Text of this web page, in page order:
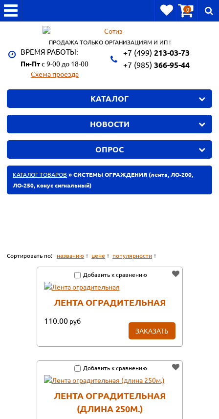
0
ПРОДАЖА ТОЛЬКО ОРГАНИЗАЦИЯМ И ИП !
ВРЕМЯ РАБОТЫ:
Пн-Птс 9-00 до 18-00
Схема проезда
+7 (499) 213-03-73
+7 (985) 366-95-44
КАТАЛОГ
НОВОСТИ
ОПРОС
КАТАЛОГ ТОВАРОВ » СИСТЕМЫ ОГРАЖДЕНИЯ (лента, ЛО-200,
ЛО-250, конус сигнальный)
Сортировать по: названию цене популярности
Добавить к сравнению
ЛЕНТА ОГРАДИТЕЛЬНАЯ
110.00 руб
ЗАКАЗАТЬ
Добавить к сравнению
ЛЕНТА ОГРАДИТЕЛЬНАЯ
(ДЛИНА 250М.)